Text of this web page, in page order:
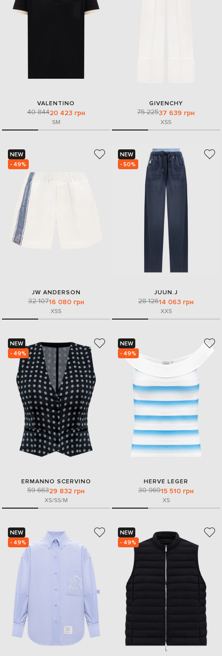
VALENTINO
40 84420 423 грн
SM
GIVENCHY
75 22537 639 грн
XSS
NEW
- 49%
JW ANDERSON
32 10716 080 грн
XSS
NEW
- 50%
JUUN.J
28 12614 063 грн
XXS
NEW
- 49%
ERMANNO SCERVINO
59 66329 832 грн
XS/SS/M
NEW
- 49%
HERVE LEGER
30 96915 510 грн
XS
NEW
- 49%
NEW
- 49%